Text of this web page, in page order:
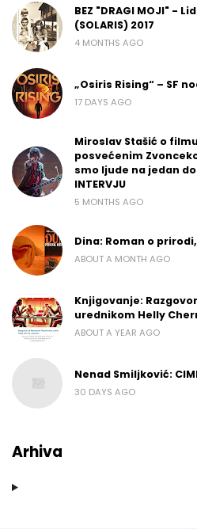
BEZ "DRAGI MOJI" -
(SOLARIS) 2017
4 MONTHS AGO
„Osiris Rising“ – SF
17 DAYS AGO
Miroslav Stašić o
posvećenim
smo ljude na jedan
INTERVJU
5 MONTHS AGO
Dina: Roman o
ABOUT A MONTH AGO
Knjigovanje:
urednikom Helly
ABOUT A YEAR AGO
Nenad Smiljković:
30 DAYS AGO
Arhiva